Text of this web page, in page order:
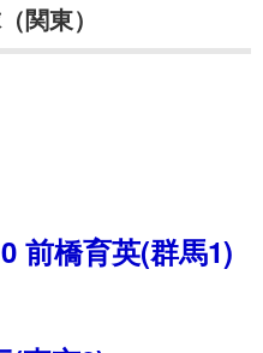
関東）
前橋育英(群馬1)